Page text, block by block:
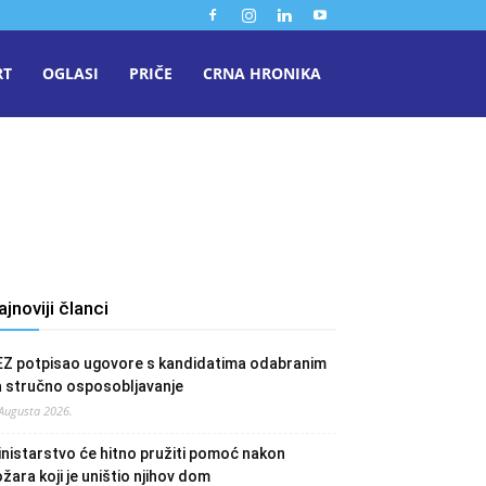
OGLASI PRIČE CRNA HRONIKA
članci
potpisao ugovore s kandidatima odabranim
stručno osposobljavanje
2026.
će hitno pružiti pomoć nakon
koji je uništio njihov dom